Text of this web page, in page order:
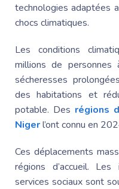
technologies adaptées
chocs climatiques.
Les conditions
millions de
sécheresses
des habitations et
potable. Des régions
Nigerl’ont connu en
Ces déplacements
régions d’accueil.
services sociaux sont